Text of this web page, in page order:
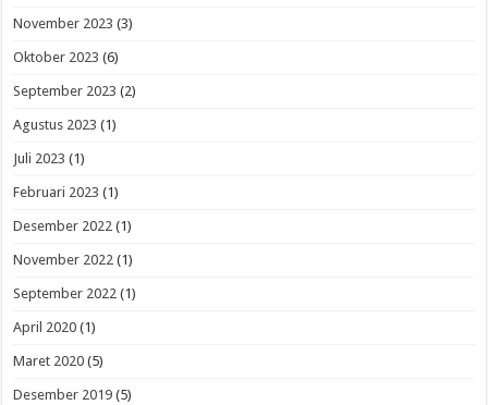
November 2023 (3)
Oktober 2023 (6)
September 2023 (2)
Agustus 2023 (1)
Juli 2023 (1)
Februari 2023 (1)
Desember 2022 (1)
November 2022 (1)
September 2022 (1)
April 2020 (1)
Maret 2020 (5)
Desember 2019 (5)